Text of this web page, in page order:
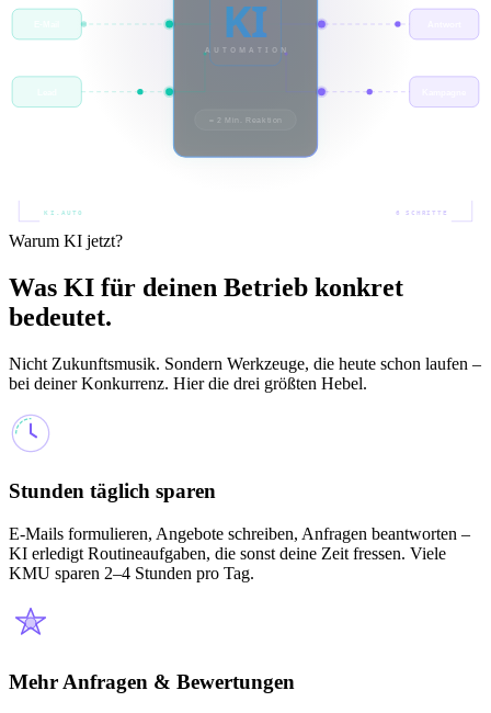
KI.AUTO 6 SCHRITTE
KI
AUTOMATION
≈ 2 Min. Reaktion
Warum KI jetzt?
Was KI für deinen Betrieb konkret
bedeutet.
Nicht Zukunftsmusik. Sondern Werkzeuge, die heute schon laufen –
bei deiner Konkurrenz. Hier die drei größten Hebel.
Stunden täglich sparen
E-Mails formulieren, Angebote schreiben, Anfragen beantworten –
KI erledigt Routineaufgaben, die sonst deine Zeit fressen. Viele
KMU sparen 2–4 Stunden pro Tag.
Mehr Anfragen & Bewertungen